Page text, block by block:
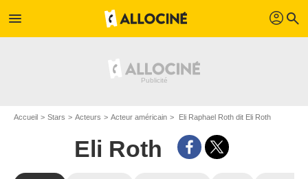
menu profil search
Accueil Stars Acteurs Acteur américain Eli Raphael Roth dit Eli Roth
Eli Roth